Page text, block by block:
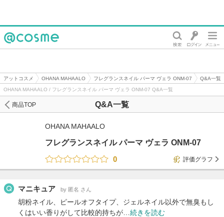
アットコスメ OHANA MAHAALO フレグランスネイル パーマ ヴェラ ONM-07
Q&A一覧
OHANA MAHAALO / フレグランスネイル パーマ ヴェラ ONM-07 Q&A一覧
Q&A一覧
商品TOP
OHANA MAHAALO
フレグランスネイル パーマ ヴェラ ONM-07
0
評価グラフ
マニキュア by 匿名 さん
胡粉ネイル、ピールオフタイプ、ジェルネイル以外で無臭もし
くはいい香りがして比較的持ちが… 続きを読む